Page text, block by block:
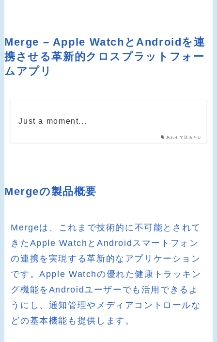
Merge – Apple WatchとAndroidを連
携させる革新的クロスプラットフォー
ムアプリ
あわせて読みたい
Just a moment...
Mergeの製品概要
Mergeは、これまで技術的に不可能とされて
きたApple WatchとAndroidスマートフォン
の連携を実現する革新的なアプリケーション
です。Apple Watchの優れた健康トラッキン
グ機能をAndroidユーザーでも活用できるよ
うにし、通知管理やメディアコントロールな
どの基本機能も提供します。